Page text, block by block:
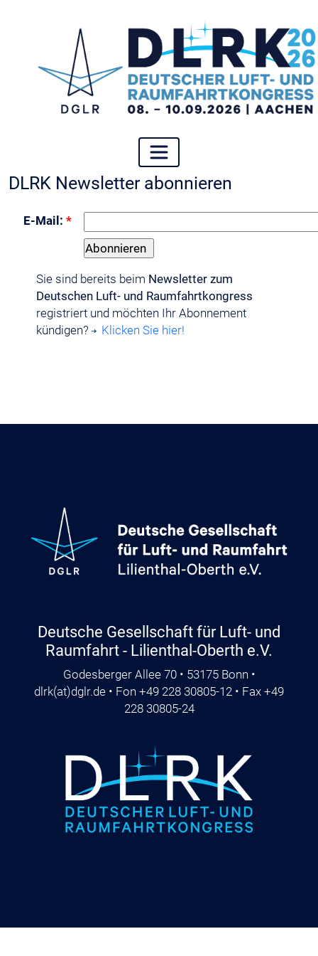
DLRK Newsletter abonnieren
E-Mail: *
Sie sind bereits beim Newsletter zum
Deutschen Luft- und Raumfahrtkongress
registriert und möchten Ihr Abonnement
kündigen?
Klicken Sie hier!
Deutsche Gesellschaft für Luft- und
Raumfahrt - Lilienthal-Oberth e.V.
Godesberger Allee 70 • 53175 Bonn •
dlrk(at)dglr.de • Fon +49 228 30805-12 • Fax +49
228 30805-24